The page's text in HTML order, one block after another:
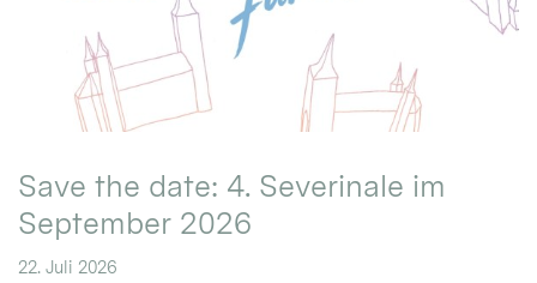
Save the date: 4. Severinale im
September 2026
22. Juli 2026